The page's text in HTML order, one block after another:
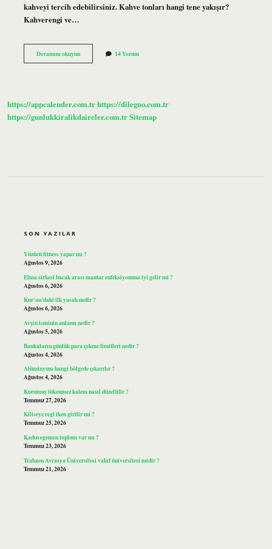
kahveyi tercih edebilirsiniz. Kahve tonları hangi tene yakışır?
Kahverengi ve…
Devamını okuyunTarçın
Kahve
14 Yorum
https://appcalender.com.trhttps://dilegno.com.tr
https://gunlukkiralikdaireler.com.trSitemap
SON YAZILAR
Yüzücü fitness yapar mı ?
Ağustos 9, 2026
Elma sirkesi bacak arası mantar enfeksiyonuna iyi gelir mi ?
Ağustos 6, 2026
Kur’an’daki ilk yasak nedir ?
Ağustos 6, 2026
Avşin isminin anlamı nedir ?
Ağustos 5, 2026
Bankaların günlük para çekme limitleri nedir ?
Ağustos 4, 2026
Alüminyum hangi bölgede çıkarılır ?
Ağustos 4, 2026
Kurumuş tükenmez kalem nasıl düzeltilir ?
Temmuz 27, 2026
Kiliseye regl iken girilir mi ?
Temmuz 25, 2026
Kadın egemen toplum var mı ?
Temmuz 23, 2026
Trabzon Avrasya Üniversitesi vakıf üniversitesi midir ?
Temmuz 21, 2026